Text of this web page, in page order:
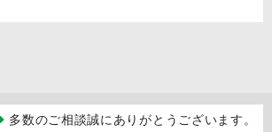
多数のご相談誠にありがとうございます。